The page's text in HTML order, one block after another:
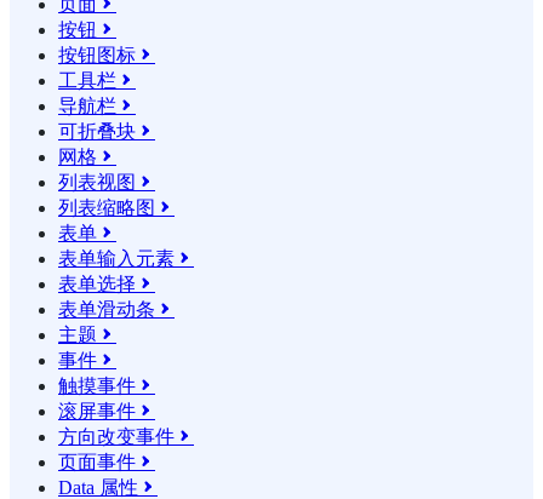
页面
按钮 
按钮图标 
工具栏 
导航栏 
可折叠块 
网格 
列表视图 
列表缩略图 
表单 
表单输入元素 
表单选择 
表单滑动条 
主题 
事件 
触摸事件 
滚屏事件 
方向改变事件 
页面事件 
Data 属性 